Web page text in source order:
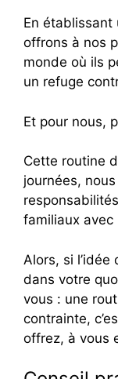
En établissant
offrons à nos
monde où ils
un refuge
Et pour nous,
Cette routine
journées,
familiaux avec
Alors, si l’idée
dans votre
vous : une
contrainte,
offrez, à vous